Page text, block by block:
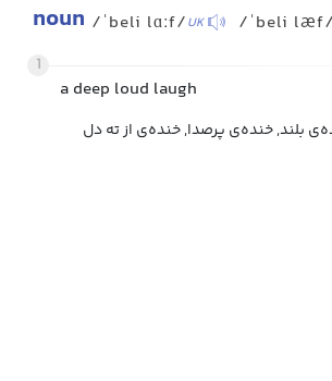
noun /ˈbeli lɑːf/UK /ˈbeli læf/
1
a deep loud laugh
بلند, خنده‌ی پرصدا, خنده‌ی از ته دل